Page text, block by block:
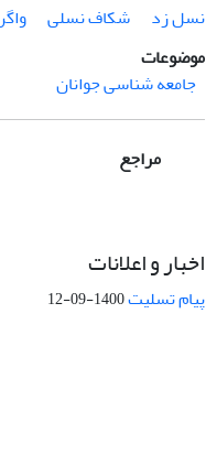
نسل زد
شکاف نسلی
موضوعات
جامعه شناسی جوانان
مراجع
اخبار و اعلانات
پیام تسلیت1400-09-12